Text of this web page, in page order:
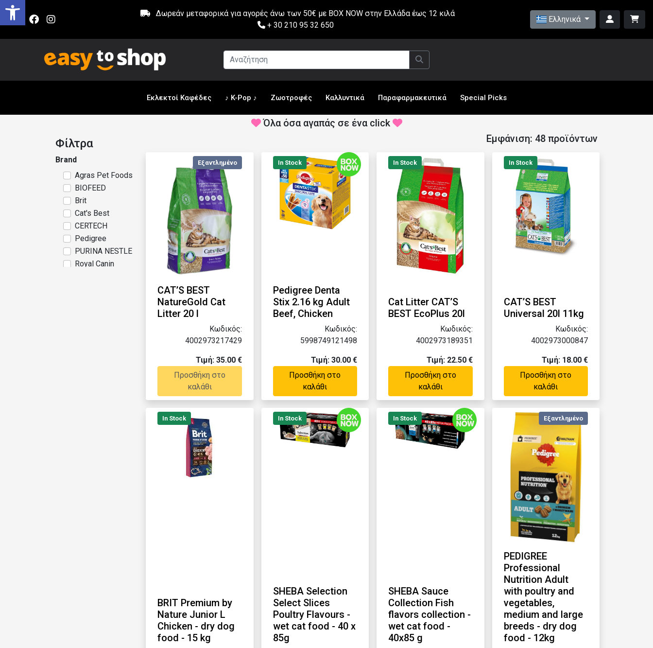
Δωρεάν μεταφορικά για αγορές άνω των 50€ με BOX NOW στην Ελλάδα έως 12 κιλά
+ 30 210 95 32 650
Ελληνικά
Εκλεκτοί Καφέδες ♪ K-Pop ♪ Ζωοτροφές Καλλυντικά Παραφαρμακευτικά Special Picks
Όλα όσα αγαπάς σε ένα click
Φίλτρα
Brand
Agras Pet Foods
BIOFEED
Brit
Cat's Best
CERTECH
Pedigree
PURINA NESTLE
Royal Canin
Εμφάνιση: 48 προϊόντων
Εξαντλημένο
CAT’S BEST
NatureGold Cat
Litter 20 l
Κωδικός:
4002973217429
Τιμή: 35.00 €
Προσθήκη στο
καλάθι
In Stock
Pedigree Denta
Stix 2.16 kg Adult
Beef, Chicken
Κωδικός:
5998749121498
Τιμή: 30.00 €
Προσθήκη στο
καλάθι
In Stock
Cat Litter CAT’S
BEST EcoPlus 20l
Κωδικός:
4002973189351
Τιμή: 22.50 €
Προσθήκη στο
καλάθι
In Stock
CAT’S BEST
Universal 20l 11kg
Κωδικός:
4002973000847
Τιμή: 18.00 €
Προσθήκη στο
καλάθι
In Stock
BRIT Premium by
Nature Junior L
Chicken - dry dog
food - 15 kg
In Stock
SHEBA Selection
Select Slices
Poultry Flavours -
wet cat food - 40 x
85g
In Stock
SHEBA Sauce
Collection Fish
flavors collection -
wet cat food -
40x85 g
Εξαντλημένο
PEDIGREE
Professional
Nutrition Adult
with poultry and
vegetables,
medium and large
breeds - dry dog
food - 12kg